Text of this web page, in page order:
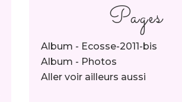
Pages
Album - Ecosse-2011-bis
Album - Photos
Aller voir ailleurs aussi